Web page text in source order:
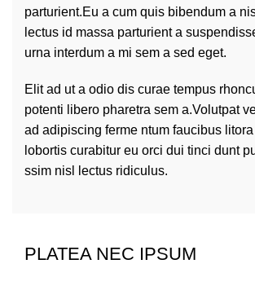
parturient.Eu a cum quis bibendum a
lectus id massa parturient a
urna interdum a mi sem a sed eget.
Elit ad ut a odio dis curae tempus
potenti libero pharetra sem a.Volutpat
ad adipiscing ferme ntum faucibus
lobortis curabitur eu orci dui tinci dunt
ssim nisl lectus ridiculus.
PLATEA NEC IPSUM